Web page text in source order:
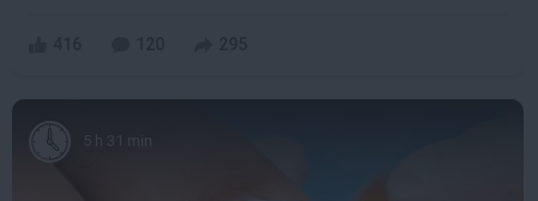
5 h 31 min